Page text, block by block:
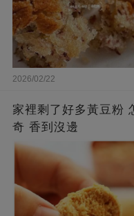
2026/02/22
家裡剩了好多黃豆粉
奇 香到沒邊